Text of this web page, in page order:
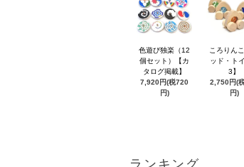
色遊び独楽（12
個セット）【カ
タログ掲載】
7,920円(税720
円)
ころりん
ッド・ト
3】
2,750円(
円)
ランキング